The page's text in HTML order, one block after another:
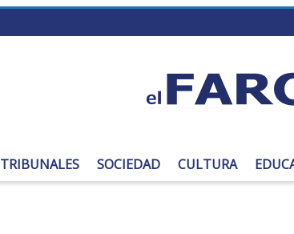
TRIBUNALES SOCIEDAD CULTURA